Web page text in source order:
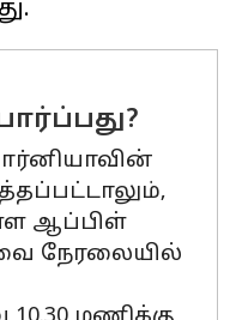
ஆப்பிள்
நேரலையில்